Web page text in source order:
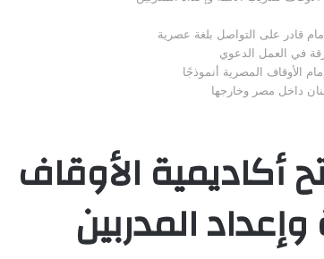
قادر على التواصل بلغة عصرية
في العمل الدعوي
الأوقاف المصرية أنموذجًا
داخل مصر وخارجها
أكاديمية الأوقاف
المدربين